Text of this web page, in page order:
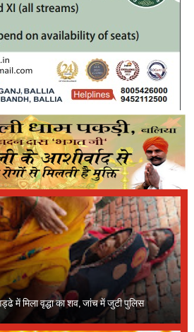
में मिला वृद्धा का शव, जांच में जुटी पुलिस